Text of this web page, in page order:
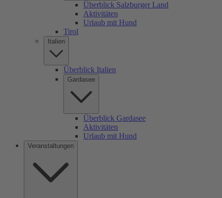
Überblick Salzburger Land
Aktivitäten
Urlaub mit Hund
Tirol
Italien
Überblick Italien
Gardasee
Überblick Gardasee
Aktivitäten
Urlaub mit Hund
Veranstaltungen